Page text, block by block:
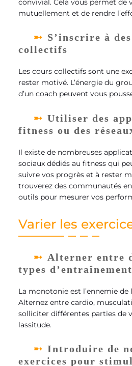
convivial. Cela vous permet de
mutuellement et de rendre
S’inscrire à
collectifs
Les cours collectifs sont une
rester motivé. L’énergie du
d’un coach peuvent vous
Utiliser des
fitness ou des
Il existe de nombreuses
sociaux dédiés au fitness qui
suivre vos progrès et à rester
trouverez des communautés
outils pour mesurer vos
Varier les
Alterner entre
types
La monotonie est l’ennemie
Alternez entre cardio,
solliciter différentes parties de
lassitude.
Introduire de
exercices pour